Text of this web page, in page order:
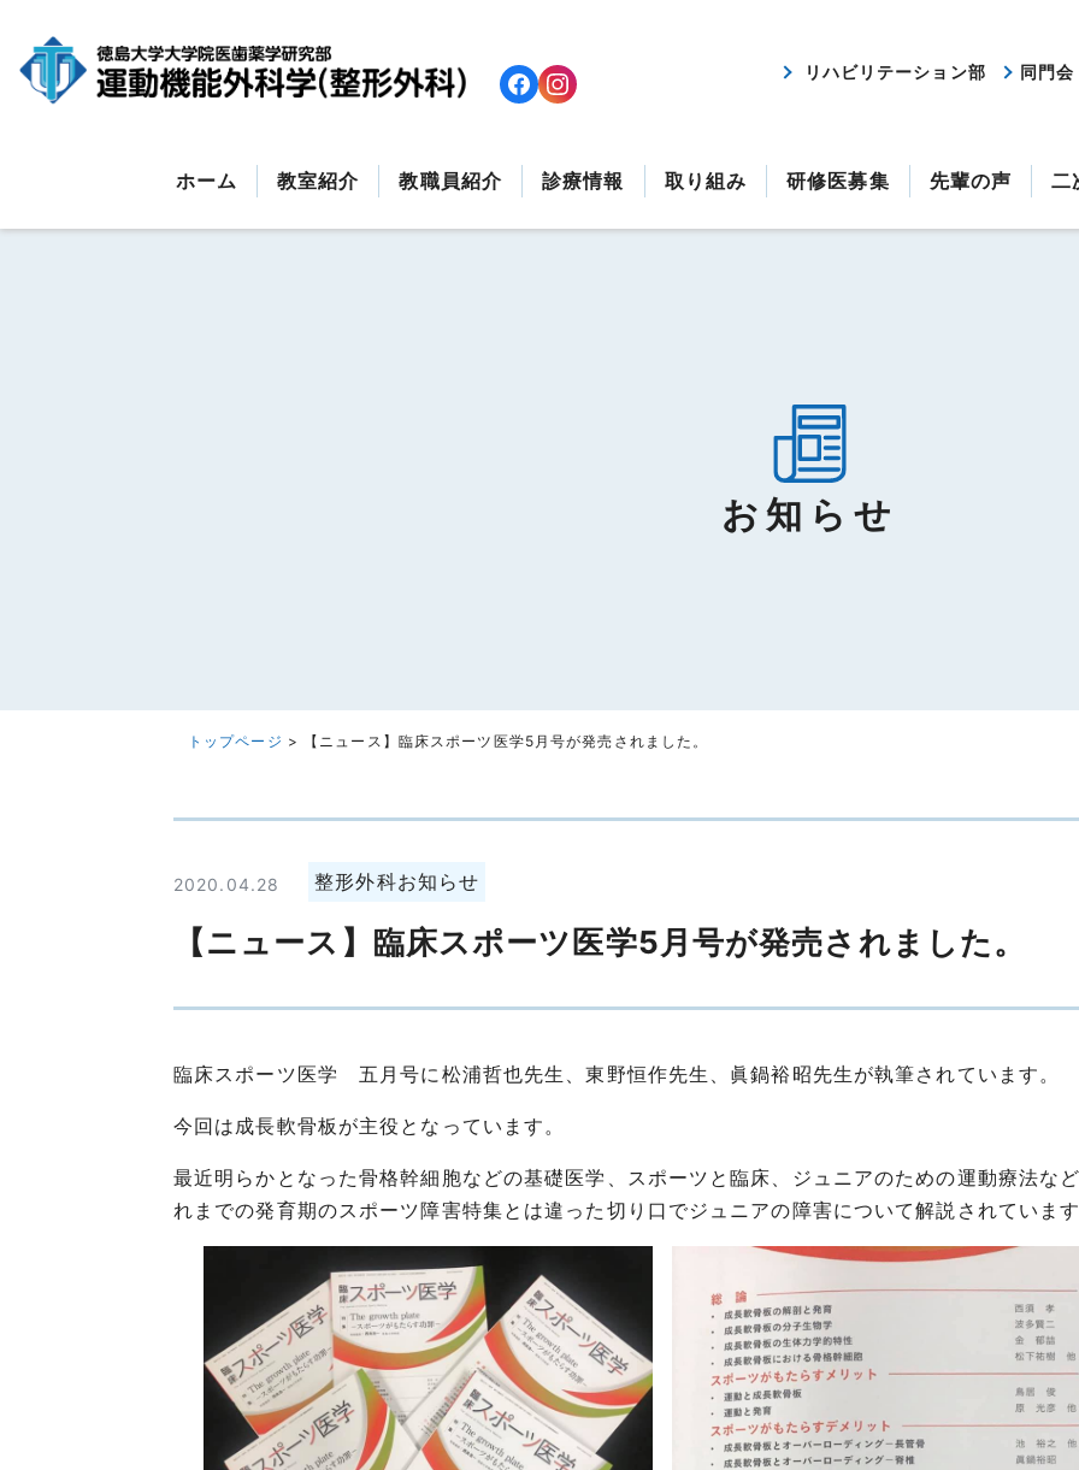
テ
リハビリテーション部 同門会
ホーム 教室紹介 教職員紹介 診療情報 取り組み 研修医募集 先輩の声 二
お知らせ
トップページ > 【ニュース】臨床スポーツ医学5月号が発売されました。
2020.04.28 整形外科お知らせ
【ニュース】臨床スポーツ医学5月号が発売されました。
臨床スポーツ医学 五月号に松浦哲也先生、東野恒作先生、眞鍋裕昭先生が執筆されています。
今回は成長軟骨板が主役となっています。
最近明らかとなった骨格幹細胞などの基礎医学、スポーツと臨床、ジュニアのための運動療法など
れまでの発育期のスポーツ障害特集とは違った切り口でジュニアの障害について解説されています